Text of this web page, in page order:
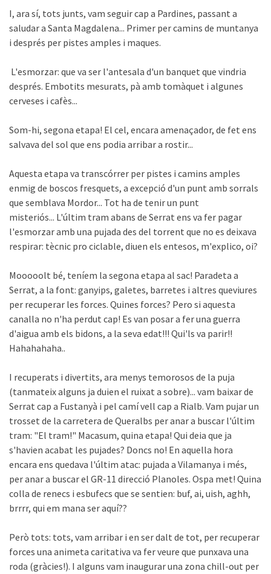
I, ara sí, tots junts, vam seguir cap a Pardines, passant a
saludar a Santa Magdalena... Primer per camins de muntanya
i després per pistes amples i maques.
L'esmorzar: que va ser l'antesala d'un banquet que vindria
després. Embotits mesurats, pà amb tomàquet i algunes
cerveses i cafès...
Som-hi, segona etapa! El cel, encara amenaçador, de fet ens
salvava del sol que ens podia arribar a rostir...
Aquesta etapa va transcórrer per pistes i camins amples
enmig de boscos fresquets, a excepció d'un punt amb sorrals
que semblava Mordor... Tot ha de tenir un punt
misteriós... L'últim tram abans de Serrat ens va fer pagar
l'esmorzar amb una pujada des del torrent que no es deixava
respirar: tècnic pro ciclable, diuen els entesos, m'explico, oi?
Mooooolt bé, teníem la segona etapa al sac! Paradeta a
Serrat, a la font: ganyips, galetes, barretes i altres queviures
per recuperar les forces. Quines forces? Pero si aquesta
canalla no n'ha perdut cap! Es van posar a fer una guerra
d'aigua amb els bidons, a la seva edat!!! Qui'ls va parir!!
Hahahahaha..
I recuperats i divertits, ara menys temorosos de la puja
(tanmateix alguns ja duien el ruixat a sobre)... vam baixar de
Serrat cap a Fustanyà i pel camí vell cap a Rialb. Vam pujar un
trosset de la carretera de Queralbs per anar a buscar l'últim
tram: "El tram!" Macasum, quina etapa! Qui deia que ja
s'havien acabat les pujades? Doncs no! En aquella hora
encara ens quedava l'últim atac: pujada a Vilamanya i més,
per anar a buscar el GR-11 direcció Planoles. Ospa met! Quina
colla de renecs i esbufecs que se sentien: buf, ai, uish, aghh,
brrrr, qui em mana ser aquí??
Però tots: tots, vam arribar i en ser dalt de tot, per recuperar
forces una animeta caritativa va fer veure que punxava una
roda (gràcies!). I alguns vam inaugurar una zona chill-out per